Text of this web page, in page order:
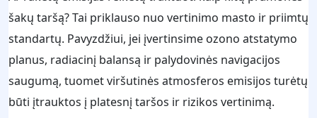
šakų taršą? Tai priklauso nuo vertinimo masto ir priimtų
standartų. Pavyzdžiui, jei įvertinsime ozono atstatymo
planus, radiacinį balansą ir palydovinės navigacijos
saugumą, tuomet viršutinės atmosferos emisijos turėtų
būti įtrauktos į platesnį taršos ir rizikos vertinimą.